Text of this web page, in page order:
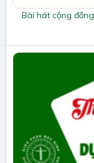
Bài hát cộng